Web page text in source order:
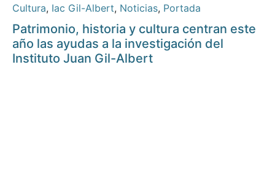
Cultura, Iac Gil-Albert, Noticias, Portada
Patrimonio, historia y cultura centran este
año las ayudas a la investigación del
Instituto Juan Gil-Albert